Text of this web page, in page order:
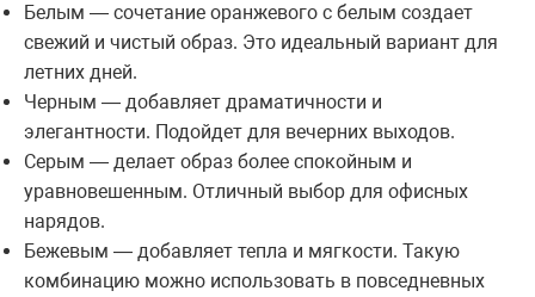
Белым — сочетание оранжевого с белым создает
свежий и чистый образ. Это идеальный вариант для
летних дней.
Черным — добавляет драматичности и
элегантности. Подойдет для вечерних выходов.
Серым — делает образ более спокойным и
уравновешенным. Отличный выбор для офисных
нарядов.
Бежевым — добавляет тепла и мягкости. Такую
комбинацию можно использовать в повседневных